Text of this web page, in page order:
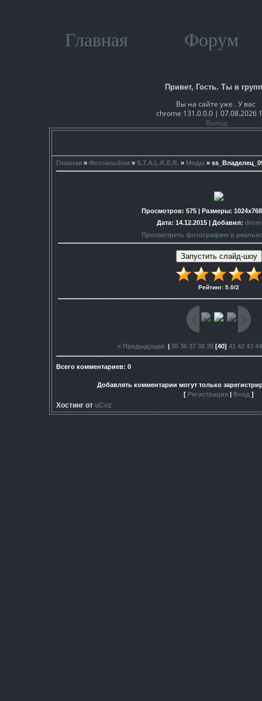
Главная Форум
Привет, Гость. Ты в
Вы на сайте уже . У вас
chrome 131.0.0.0 | 07.08.2026
Выход
Главная » Фотоальбом » S.T.A.L.K.E.R. » Моды »
Просмотров: 575 | Размеры:
Дата: 14.12.2015 | Добавил:
Просмотреть фотографию в
Рейтинг: 5.0/2
« Предыдущая| 35 36 37 38 39[40] 41 42 43 44
Всего комментариев: 0
Добавлять комментарии могут только
[ Регистрация Вход ]
Хостинг от uCoz